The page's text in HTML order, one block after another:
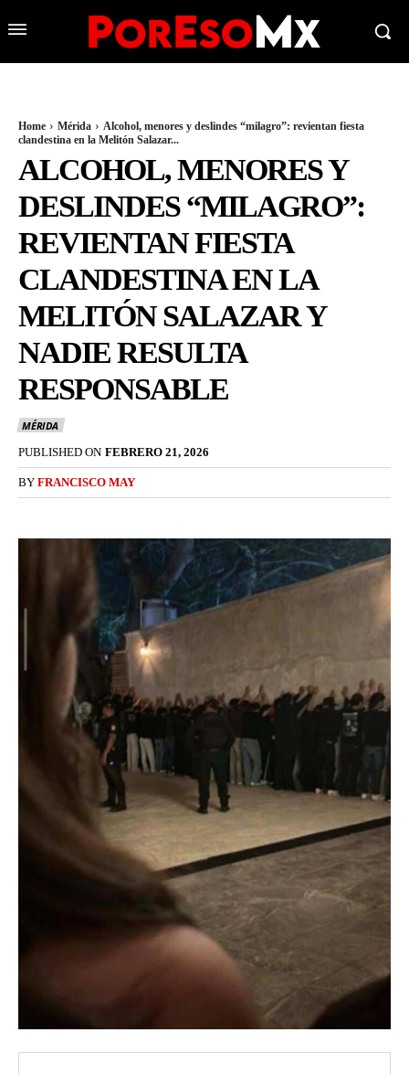
Home Mérida
Alcohol, menores y deslindes “milagro”: revientan fiesta
clandestina en la Melitón Salazar...
ALCOHOL, MENORES Y
DESLINDES “MILAGRO”:
REVIENTAN FIESTA
CLANDESTINA EN LA
MELITÓN SALAZAR Y
NADIE RESULTA
RESPONSABLE
MÉRIDA
PUBLISHED ON FEBRERO 21, 2026
BY FRANCISCO MAY